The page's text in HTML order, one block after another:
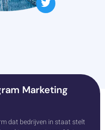
Marketing
dat bedrijven in staat stelt